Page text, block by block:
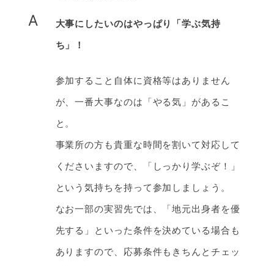
A
大事にしたいのはやっぱり「学ぶ気持
ち」！
参加すること自体に資格等はありません
が、一番大事なのは「やる気」があるこ
と。
事業所の方も貴重な時間を割いて対応して
くださいますので、「しっかり学ぶぞ！」
という気持ちを持って参加しましょう。
なお一部の実習先では、「地元出身者を優
先する」といった条件を決めている場合も
ありますので、応募条件もきちんとチェッ